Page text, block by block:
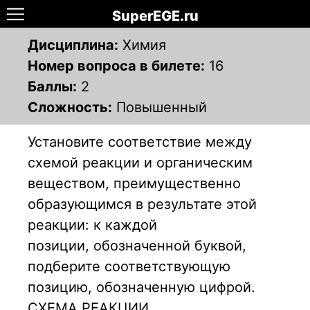
SuperEGE.ru
Дисциплина: Химия
Номер вопроса в билете: 16
Баллы: 2
Сложность: Повышенный
Установите соответствие между
схемой реакции и органическим
веществом, преимущественно
образующимся в результате этой
реакции: к каждой
позиции, обозначенной буквой,
подберите соответствующую
позицию, обозначенную цифрой.